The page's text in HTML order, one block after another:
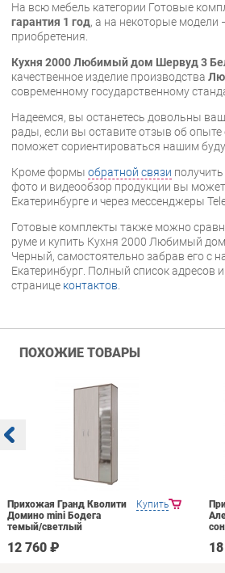
На всю мебель категории Готовые
гарантия 1 год, а на некоторые модели
приобретения.
Кухня 2000 Любимый дом Шервуд 3
качественное изделие производства
современному государственному
Надеемся, вы останетесь довольны
рады, если вы оставите отзыв об
поможет сориентироваться нашим
Кроме формы обратной связи
фото и видеообзор продукции вы
Екатеринбурге и через мессенджеры
Готовые комплекты также можно
руме и купить Кухня 2000 Любимый
Черный, самостоятельно забрав его с
Екатеринбург. Полный список адресов
странице контактов.
ПОХОЖИЕ ТОВАРЫ
Купить
Прихожая Гранд Кволити
Домино mini Бодега
темый/светлый
12 760 ₽